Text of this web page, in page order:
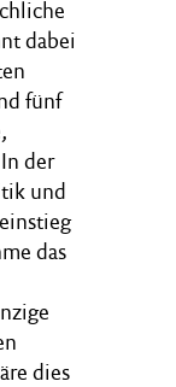
dabei
fünf
der
und
das
dies